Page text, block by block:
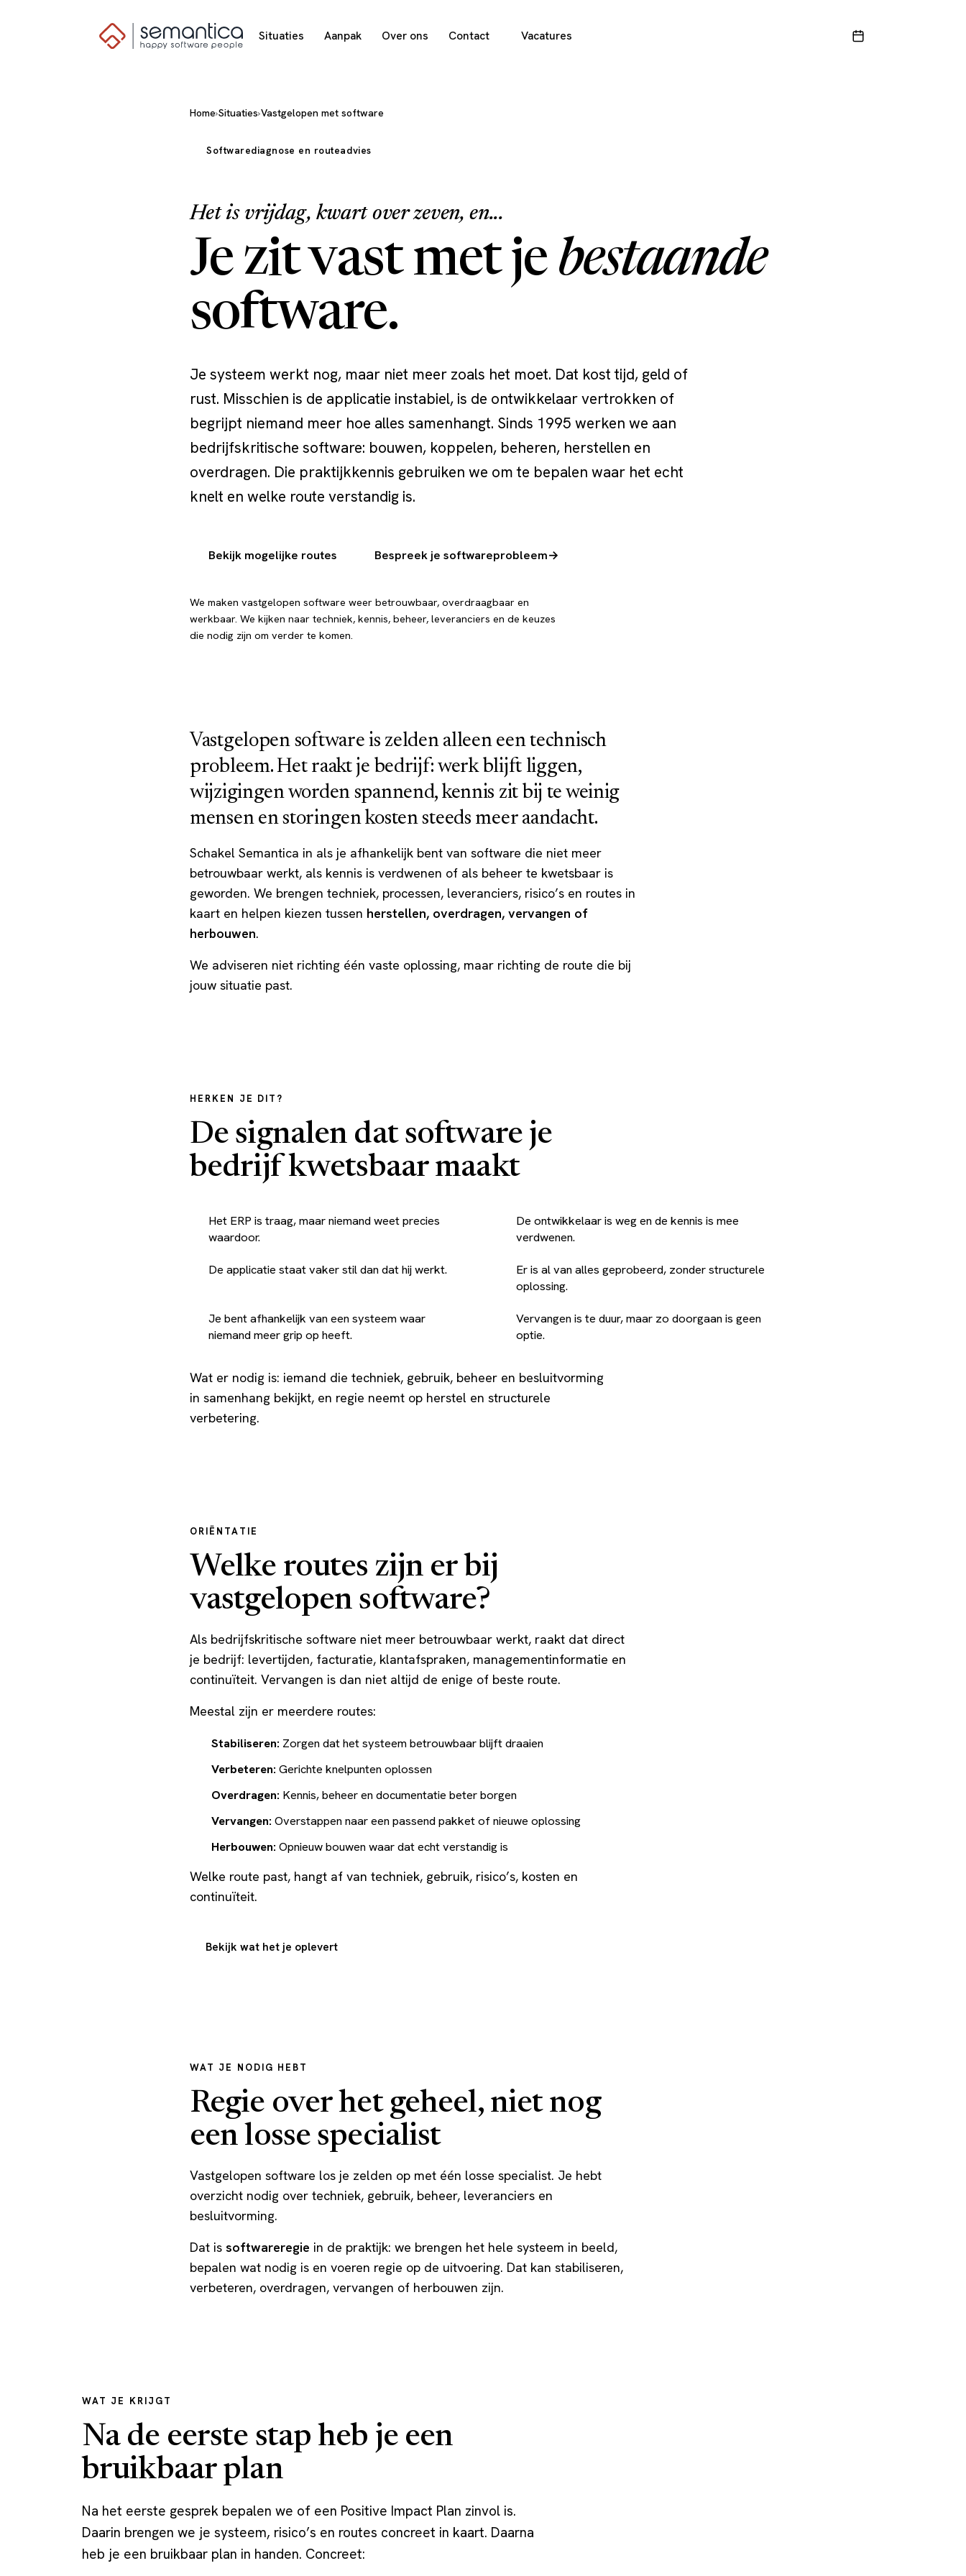
Situaties Aanpak Over ons Contact Vacatures
Home›Situaties›Vastgelopen met software
Softwarediagnose en routeadvies
Het is vrijdag, kwart over zeven, en...
Je zit vast met je bestaande
software.
Je systeem werkt nog, maar niet meer zoals het moet. Dat kost tijd, geld of
rust. Misschien is de applicatie instabiel, is de ontwikkelaar vertrokken of
begrijpt niemand meer hoe alles samenhangt. Sinds 1995 werken we aan
bedrijfskritische software: bouwen, koppelen, beheren, herstellen en
overdragen. Die praktijkkennis gebruiken we om te bepalen waar het echt
knelt en welke route verstandig is.
Bekijk mogelijke routes Bespreek je softwareprobleem→
We maken vastgelopen software weer betrouwbaar, overdraagbaar en
werkbaar. We kijken naar techniek, kennis, beheer, leveranciers en de keuzes
die nodig zijn om verder te komen.
Vastgelopen software is zelden alleen een technisch
probleem. Het raakt je bedrijf: werk blijft liggen,
wijzigingen worden spannend, kennis zit bij te weinig
mensen en storingen kosten steeds meer aandacht.
Schakel Semantica in als je afhankelijk bent van software die niet meer
betrouwbaar werkt, als kennis is verdwenen of als beheer te kwetsbaar is
geworden. We brengen techniek, processen, leveranciers, risico’s en routes in
kaart en helpen kiezen tussen herstellen, overdragen, vervangen of
herbouwen.
We adviseren niet richting één vaste oplossing, maar richting de route die bij
jouw situatie past.
HERKEN JE DIT?
De signalen dat software je
bedrijf kwetsbaar maakt
Het ERP is traag, maar niemand weet precies
waardoor.
De ontwikkelaar is weg en de kennis is mee
verdwenen.
De applicatie staat vaker stil dan dat hij werkt.
Er is al van alles geprobeerd, zonder structurele
oplossing.
Je bent afhankelijk van een systeem waar
niemand meer grip op heeft.
Vervangen is te duur, maar zo doorgaan is geen
optie.
Wat er nodig is: iemand die techniek, gebruik, beheer en besluitvorming
in samenhang bekijkt, en regie neemt op herstel en structurele
verbetering.
ORIËNTATIE
Welke routes zijn er bij
vastgelopen software?
Als bedrijfskritische software niet meer betrouwbaar werkt, raakt dat direct
je bedrijf: levertijden, facturatie, klantafspraken, managementinformatie en
continuïteit. Vervangen is dan niet altijd de enige of beste route.
Meestal zijn er meerdere routes:
Stabiliseren: Zorgen dat het systeem betrouwbaar blijft draaien
Verbeteren: Gerichte knelpunten oplossen
Overdragen: Kennis, beheer en documentatie beter borgen
Vervangen: Overstappen naar een passend pakket of nieuwe oplossing
Herbouwen: Opnieuw bouwen waar dat echt verstandig is
Welke route past, hangt af van techniek, gebruik, risico’s, kosten en
continuïteit.
Bekijk wat het je oplevert
WAT JE NODIG HEBT
Regie over het geheel, niet nog
een losse specialist
Vastgelopen software los je zelden op met één losse specialist. Je hebt
overzicht nodig over techniek, gebruik, beheer, leveranciers en
besluitvorming.
Dat is softwareregie in de praktijk: we brengen het hele systeem in beeld,
bepalen wat nodig is en voeren regie op de uitvoering. Dat kan stabiliseren,
verbeteren, overdragen, vervangen of herbouwen zijn.
WAT JE KRIJGT
Na de eerste stap heb je een
bruikbaar plan
Na het eerste gesprek bepalen we of een Positive Impact Plan zinvol is.
Daarin brengen we je systeem, risico’s en routes concreet in kaart. Daarna
heb je een bruikbaar plan in handen. Concreet: